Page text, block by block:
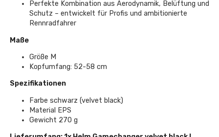
Perfekte Kombination aus Aerodynamik, Belüftung und
Schutz – entwickelt für Profis und ambitionierte
Rennradfahrer
Maße
Größe M
Kopfumfang: 52-58 cm
Spezifikationen
Farbe schwarz (velvet black)
Material EPS
Gewicht 270 g